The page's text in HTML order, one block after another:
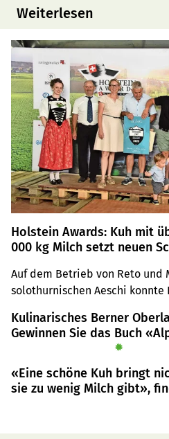
Weiterlesen
Holstein Awards: Kuh mit
000 kg Milch setzt neuen
Auf dem Betrieb von Reto und
solothurnischen Aeschi
Meisterzüchtern wurde auch
für ihre sagenhafte
Kulinarisches Berner
Gewinnen Sie das Buch
✹
«Eine schöne Kuh bringt
sie zu wenig Milch gibt»,